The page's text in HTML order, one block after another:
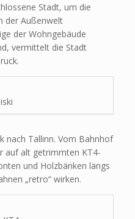
Stadt, um die
der Außenwelt
der Wohngebäude
vermittelt die Stadt
nach Tallinn. Vom Bahnhof
auf alt getrimmten KT4-
und Holzbänken längs
„retro“ wirken.